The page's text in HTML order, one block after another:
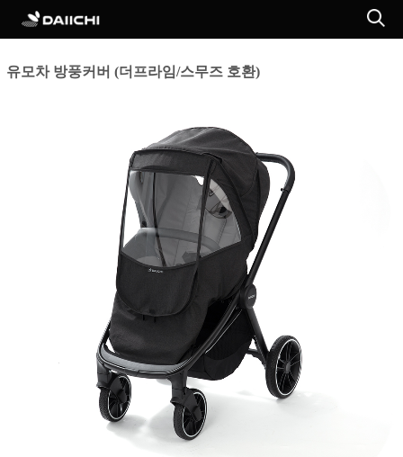
유모차 방풍커버 (더프라임/스무즈 호환)